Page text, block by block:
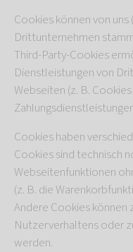
Cookies können von
Drittunternehmen
Third-Party-Cookies
Dienstleistungen von
Webseiten (z. B.
Cookies haben
Cookies sind technisch
Webseitenfunktionen
(z. B. die
Andere Cookies können
Nutzerverhaltens oder
werden.